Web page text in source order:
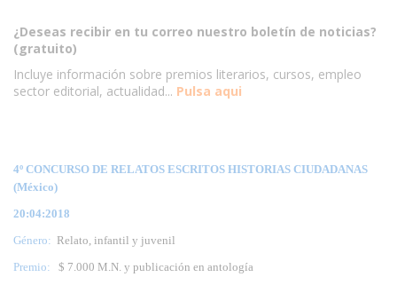
¿Deseas recibir en tu correo nuestro boletín de noticias?
(gratuito)
Incluye información sobre premios literarios, cursos, empleo
sector editorial, actualidad... Pulsa aqui
4º CONCURSO DE RELATOS ESCRITOS HISTORIAS CIUDADANAS
(México)
20:04:2018
Género: Relato, infantil y juvenil
Premio:
$ 7.000 M.N. y publicación en antología